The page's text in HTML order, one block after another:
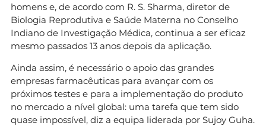
homens e, de acordo com R. S. Sharma, diretor de
Biologia Reprodutiva e Saúde Materna no Conselho
Indiano de Investigação Médica, continua a ser eficaz
mesmo passados 13 anos depois da aplicação.
Ainda assim, é necessário o apoio das grandes
empresas farmacêuticas para avançar com os
próximos testes e para a implementação do produto
no mercado a nível global: uma tarefa que tem sido
quase impossível, diz a equipa liderada por Sujoy Guha.